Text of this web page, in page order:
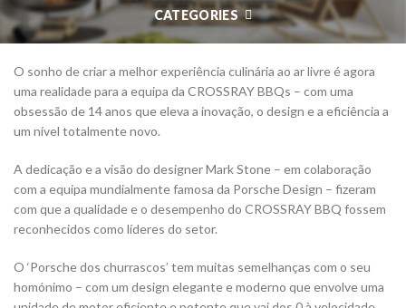
CATEGORIES
O sonho de criar a melhor experiência culinária ao ar livre é agora
uma realidade para a equipa da CROSSRAY BBQs – com uma
obsessão de 14 anos que eleva a inovação, o design e a eficiência a
um nível totalmente novo.
A dedicação e a visão do designer Mark Stone – em colaboração
com a equipa mundialmente famosa da Porsche Design – fizeram
com que a qualidade e o desempenho do CROSSRAY BBQ fossem
reconhecidos como líderes do setor.
O ‘Porsche dos churrascos’ tem muitas semelhanças com o seu
homónimo – com um design elegante e moderno que envolve uma